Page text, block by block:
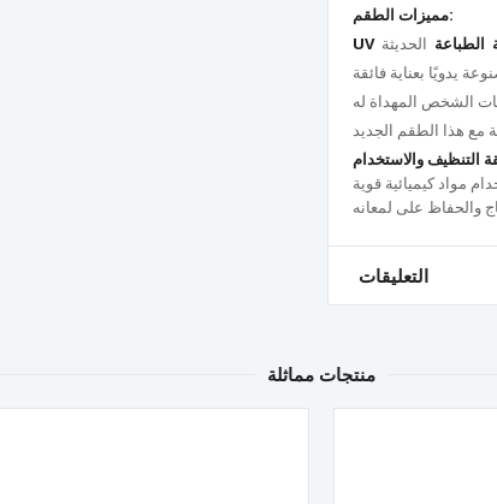
مميزات الطقم:
UV
الطباعة الحديثة
يدويًا بعناية فائقة
الشخص المهداة له
التعليقات
منتجات مماثلة